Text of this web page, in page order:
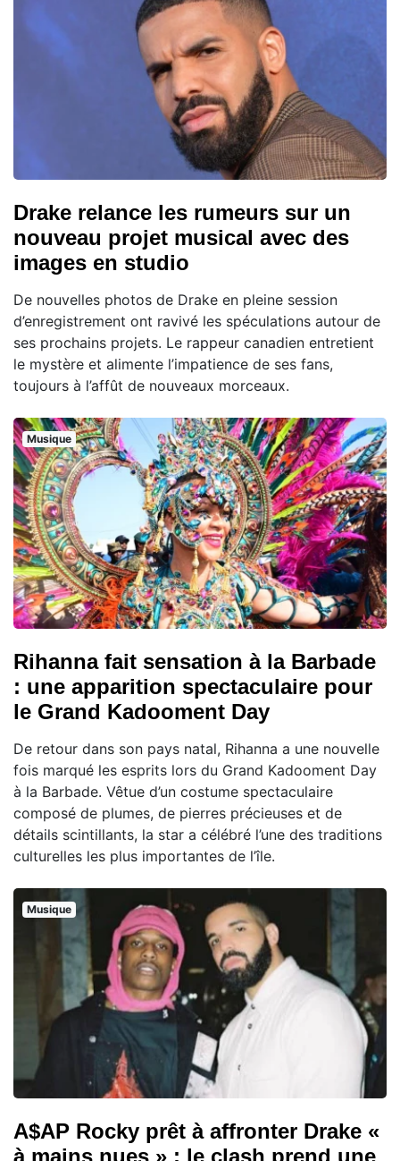
Drake relance les rumeurs sur un
nouveau projet musical avec des
images en studio
De nouvelles photos de Drake en pleine session
d’enregistrement ont ravivé les spéculations autour de
ses prochains projets. Le rappeur canadien entretient
le mystère et alimente l’impatience de ses fans,
toujours à l’affût de nouveaux morceaux.
Musique
Rihanna fait sensation à la Barbade
: une apparition spectaculaire pour
le Grand Kadooment Day
De retour dans son pays natal, Rihanna a une nouvelle
fois marqué les esprits lors du Grand Kadooment Day
à la Barbade. Vêtue d’un costume spectaculaire
composé de plumes, de pierres précieuses et de
détails scintillants, la star a célébré l’une des traditions
culturelles les plus importantes de l’île.
Musique
A$AP Rocky prêt à affronter Drake «
à mains nues » : le clash prend une